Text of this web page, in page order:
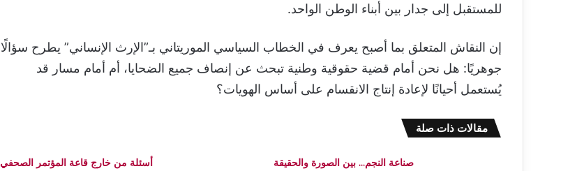
للمستقبل إلى جدار بين أبناء الوطن الواحد.
إن النقاش المتعلق بما أصبح يعرف في الخطاب السياسي الموريتاني بـ”الإرث الإنساني” يطرح سؤالًا
جوهريًا: هل نحن أمام قضية حقوقية وطنية تبحث عن إنصاف جميع الضحايا، أم أمام مسار قد
يُستعمل أحيانًا لإعادة إنتاج الانقسام على أساس الهويات؟
مقالات ذات صلة
صناعة النجم… بين الصورة والحقيقة
أسئلة من خارج قاعة المؤتمر الصحفي